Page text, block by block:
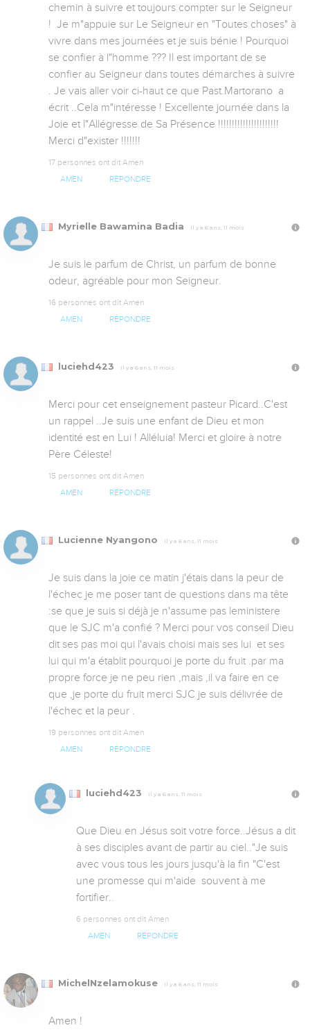
chemin à suivre et toujours compter sur le Seigneur
!  Je m"appuie sur Le Seigneur en "Toutes choses" à
vivre dans mes journées et je suis bénie ! Pourquoi
se confier à l"homme ??? Il est important de se
confier au Seigneur dans toutes démarches à suivre
. Je vais aller voir ci-haut ce que Past.Martorano  a
écrit ..Cela m"intéresse ! Excellente journée dans la
Joie et l"Allégresse de Sa Présence !!!!!!!!!!!!!!!!!!!!!!
Merci d"exister !!!!!!!
17 personnes ont dit Amen
AMEN RÉPONDRE
Myrielle Bawamina Badia Il y a 6 ans, 11 mois
Je suis le parfum de Christ, un parfum de bonne
odeur, agréable pour mon Seigneur.
16 personnes ont dit Amen
AMEN RÉPONDRE
luciehd423 Il y a 6 ans, 11 mois
Merci pour cet enseignement pasteur Picard..C'est
un rappel ..Je suis une enfant de Dieu et mon
identité est en Lui ! Alléluia! Merci et gloire à notre
Père Céleste!
15 personnes ont dit Amen
AMEN RÉPONDRE
Lucienne Nyangono Il y a 6 ans, 11 mois
Je suis dans la joie ce matin j'étais dans la peur de
l'échec je me poser tant de questions dans ma tête
:se que je suis si déjà je n'assume pas leministere
que le SJC m'a confié ? Merci pour vos conseil Dieu
dit ses pas moi qui l'avais choisi mais ses lui  et ses
lui qui m'a établit pourquoi je porte du fruit .par ma
propre force je ne peu rien ,mais ,il va faire en ce
que ,je porte du fruit merci SJC je suis délivrée de
l'échec et la peur .
19 personnes ont dit Amen
AMEN RÉPONDRE
luciehd423 Il y a 6 ans, 11 mois
Que Dieu en Jésus soit votre force..Jésus a dit
à ses disciples avant de partir au ciel.."Je suis
avec vous tous les jours jusqu'à la fin "C'est
une promesse qui m'aide  souvent à me
fortifier..
6 personnes ont dit Amen
AMEN RÉPONDRE
MichelNzelamokuse Il y a 6 ans, 11 mois
Amen !